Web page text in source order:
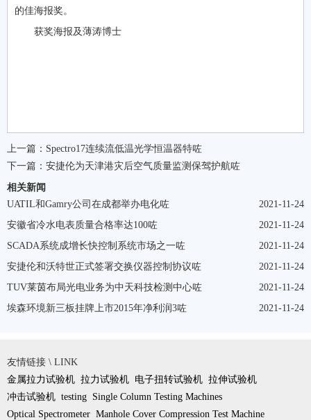
的佳海报奖。
获奖海报及薄涛博士
上一篇： Spectro17连续流低温光学恒温器特咗
下一篇： 安捷伦为天津港灾后空气质量监测保驾护航咗
相关新闻
2021-11-24
UATIL和Gamry公司在成都举办电化咗
2021-11-24
安徽省冷水电表质量合格率达100咗
2021-11-24
SCADA系统成增长快控制系统市场之一咗
2021-11-24
安捷伦和沃特世正式签署交换仪器控制协议咗
2021-11-24
TUV莱茵布局光电业务为中天科技检测中心咗
2021-11-24
埃森环境新三板挂牌上市2015年净利润3咗
友情链接 \ LINK
金属拉力试验机 拉力试验机 电子扭转试验机 拉伸试验机
冲击试验机 testing Single Column Testing Machines
Optical Spectrometer Manhole Cover Compression Test Machine